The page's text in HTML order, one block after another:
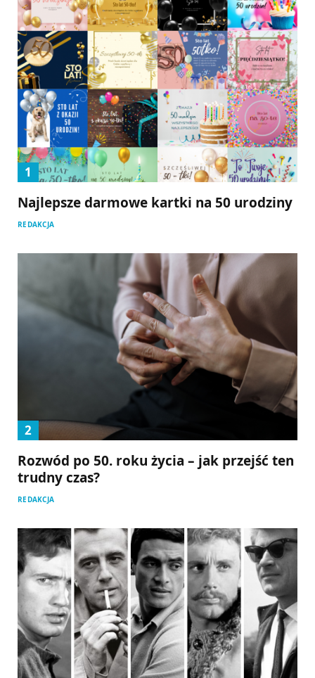
Najlepsze darmowe kartki na 50 urodziny
REDAKCJA
Rozwód po 50. roku życia – jak przejść ten
trudny czas?
REDAKCJA